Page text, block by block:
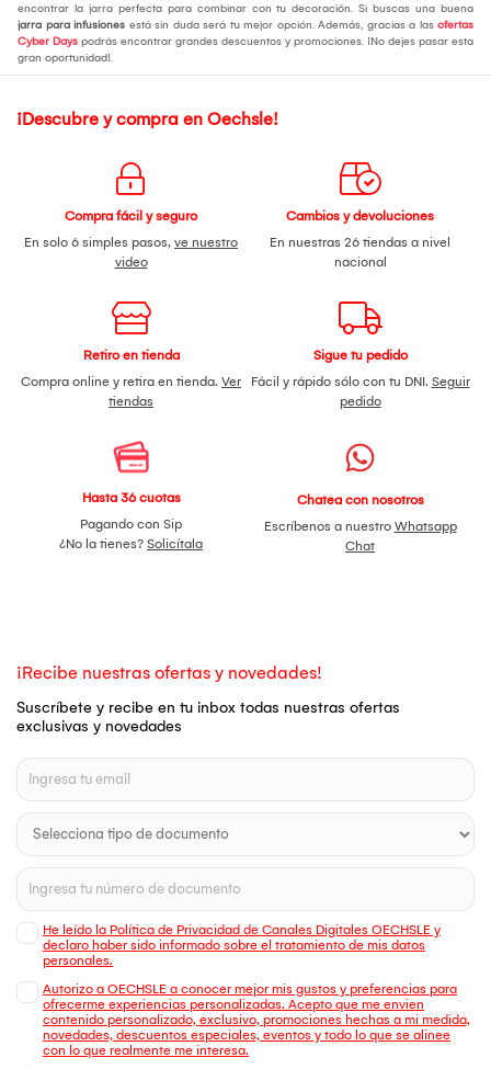
encontrar la jarra perfecta para combinar con tu decoración. Si buscas una buena
jarra para infusiones está sin duda será tu mejor opción. Además, gracias a las ofertas
Cyber Days podrás encontrar grandes descuentos y promociones. ¡No dejes pasar esta
gran oportunidad!.
¡Descubre y compra en Oechsle!
Compra fácil y seguro
En solo 6 simples pasos, ve nuestro
video
Cambios y devoluciones
En nuestras 26 tiendas a nivel
nacional
Retiro en tienda
Compra online y retira en tienda. Ver
tiendas
Sigue tu pedido
Fácil y rápido sólo con tu DNI. Seguir
pedido
Hasta 36 cuotas
Pagando con Sip
¿No la tienes? Solicítala
Chatea con nosotros
Escríbenos a nuestro Whatsapp
Chat
¡Recibe nuestras ofertas y novedades!
Suscríbete y recibe en tu inbox todas nuestras ofertas
exclusivas y novedades
He leído la Política de Privacidad de Canales Digitales OECHSLE y
declaro haber sido informado sobre el tratamiento de mis datos
personales.
Autorizo a OECHSLE a conocer mejor mis gustos y preferencias para
ofrecerme experiencias personalizadas. Acepto que me envien
contenido personalizado, exclusivo, promociones hechas a mi medida,
novedades, descuentos especiales, eventos y todo lo que se alinee
con lo que realmente me interesa.